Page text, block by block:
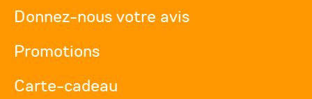
Donnez-nous votre avis
Promotions
Carte-cadeau